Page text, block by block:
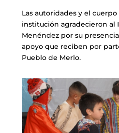
Las autoridades y el
institución agradecieron al
Menéndez por su
apoyo que reciben por
Pueblo de Merlo.